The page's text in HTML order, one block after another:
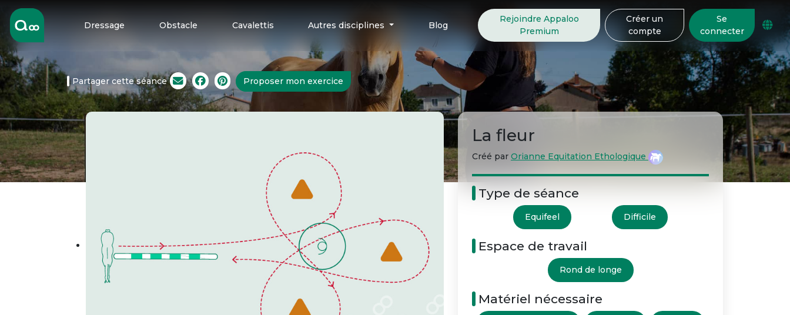
Dressage Obstacle Cavalettis Autres disciplines Blog
Rejoindre Appaloo
Premium
Créer un
compte
Se
connecter
Partager cette séance Proposer mon exercice
La fleur
Créé par Orianne Equitation Ethologique
Type de séance
Equifeel Difficile
Espace de travail
Rond de longe
Matériel nécessaire